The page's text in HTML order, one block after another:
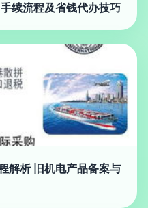
续流程及省钱代办技巧
解析 旧机电产品备案与